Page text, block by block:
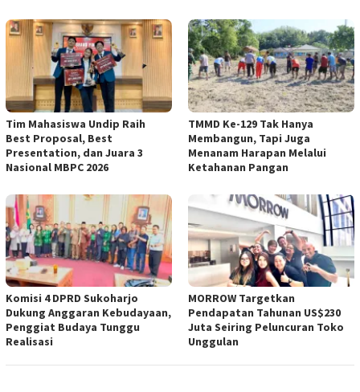
Tim Mahasiswa Undip Raih
Best Proposal, Best
Presentation, dan Juara 3
Nasional MBPC 2026
TMMD Ke-129 Tak Hanya
Membangun, Tapi Juga
Menanam Harapan Melalui
Ketahanan Pangan
Komisi 4 DPRD Sukoharjo
Dukung Anggaran Kebudayaan,
Penggiat Budaya Tunggu
Realisasi
MORROW Targetkan
Pendapatan Tahunan US$230
Juta Seiring Peluncuran Toko
Unggulan